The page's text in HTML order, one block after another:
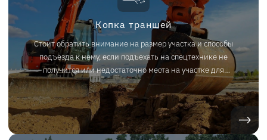
Копка траншей
Стоит обратить внимание на размер участка и способы
подъезда к нему, если подъехать на спецтехнике не
получится или недостаточно места на участке для
маневренности – возможно выполнить копку траншеи
ручным оборудованием. Мы предоставим в аренду
спецтехнику с экипажем и доставим на строительный
объект для выполнения поставленных работ.